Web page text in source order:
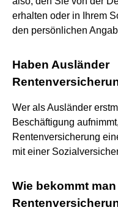
erhalten oder in Ihrem
den persönlichen
Haben Ausländer
Wer als Ausländer
Beschäftigung
Rentenversicherung
mit einer
Wie bekommt